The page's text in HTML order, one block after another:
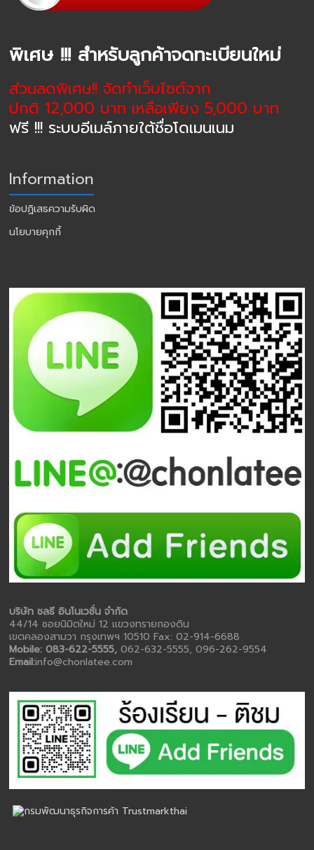
พิเศษ !!! สำหรับลูกค้าจดทะเบียนใหม่
ส่วนลดพิเศษ!! จัดทำเว็บไซต์จาก
ปกติ 12,000 บาท เหลือเพียง 5,000 บาท
ฟรี !!! ระบบอีเมล์ภายใต้ชื่อโดเมนเนม
Information
ข้อปฏิเสธความรับผิด
นโยบายคุกกี้
บริษัท ชลธี อินโนเวชั่น จำกัด
44/14 ซอยนิมิตใหม่ 12 แขวงทรายกองดิน
เขตคลองสามวา กรุงเทพฯ 10510 Fax: 02-914-6688
Mobile: 083-622-5555,062-632-5555, 096-262-9554
Email:info@chonlatee.com